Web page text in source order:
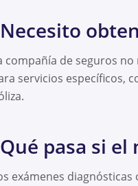
compañía de seguros
servicios específicos,
pasa si
exámenes